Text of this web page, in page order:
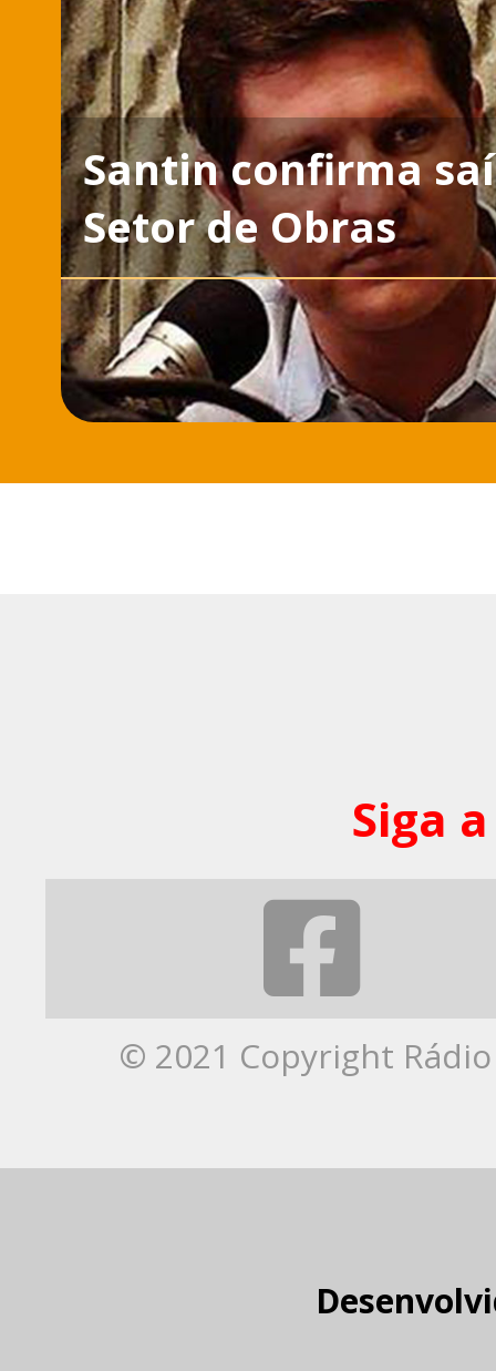
Santin confirma
Setor de Obras
Siga
© 2021 Copyright